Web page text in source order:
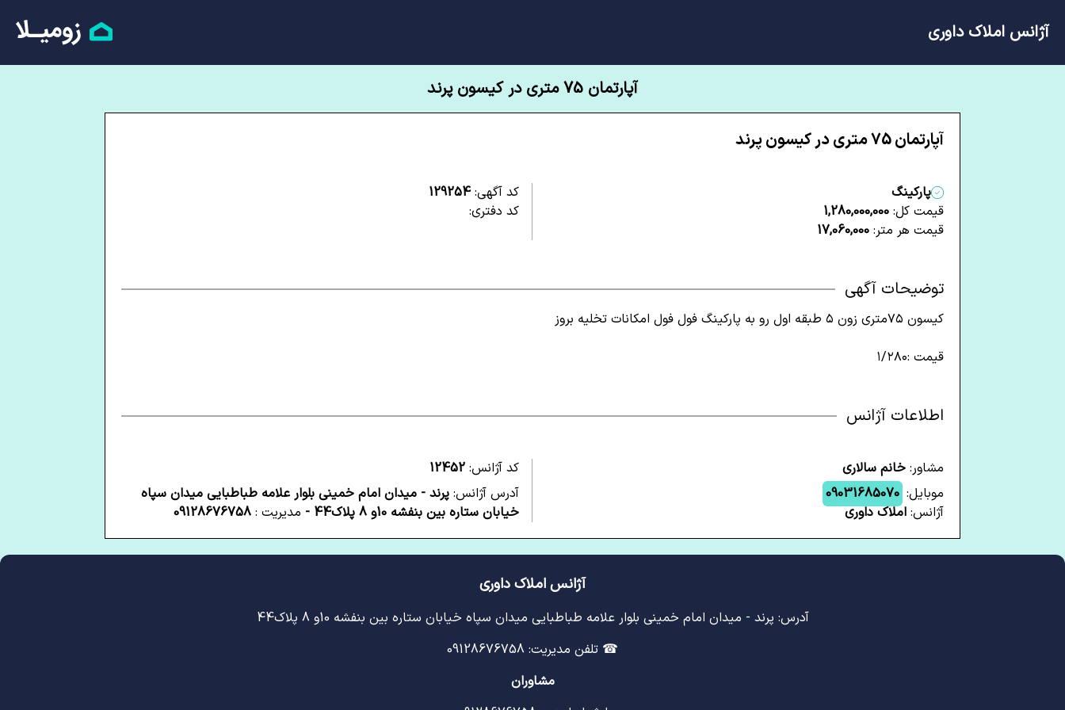
آژانس املاک داوری
آپارتمان 75 متری در کیسون پرند
آپارتمان 75 متری در کیسون پرند
پارکینگ
قیمت کل: 1,280,000,000
قیمت هر متر: 17,060,000
کد آگهی: 129254
کد دفتری:
توضیحات آگهی
کیسون ۷۵متری زون ۵ طبقه اول رو به پارکینگ فول فول امکانات تخلیه بروز
قیمت :۱/۲۸۰
اطلاعات آژانس
مشاور: خانم سالاری
موبایل: 09031685070
آژانس: املاک داوری
کد آژانس: 12452
آدرس آژانس: پرند - میدان امام خمینی بلوار علامه طباطبایی میدان سپاه
خیابان ستاره بین بنفشه 10و 8 پلاک44 -
مدیریت : 09128676758
آژانس املاک داوری
آدرس: پرند - میدان امام خمینی بلوار علامه طباطبایی میدان سپاه خیابان ستاره بین بنفشه 10و 8 پلاک44
☎ تلفن مدیریت: 09128676758
مشاوران